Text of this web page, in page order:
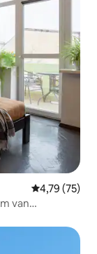
Gemiddelde
4,79 (75)
van